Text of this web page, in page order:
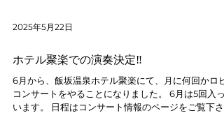
2025年5月22日
ホテル聚楽での演奏決定‼️
6月から、飯坂温泉ホテル聚楽にて、月に何回かロビ
コンサートをやることになりました。 6月は5回入っ
います。 日程はコンサート情報のページをご覧下さ